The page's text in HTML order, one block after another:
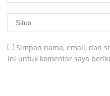
Simpan nama, email, dan
ini untuk komentar saya